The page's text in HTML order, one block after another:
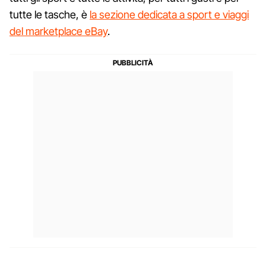
tutte le tasche, è la sezione dedicata a sport e viaggi
del marketplace eBay.